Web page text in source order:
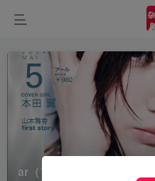
ar（アール）2024年5月号